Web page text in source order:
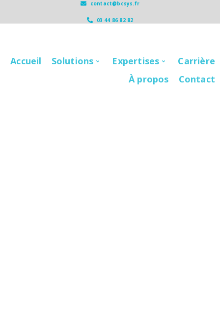
contact@bcsys.fr
03 44 86 82 82
Accueil Solutions Expertises
Carrière
À propos
Contact